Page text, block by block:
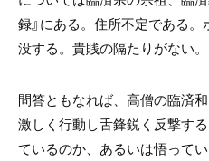
録』にある。住所不定である
没する。貴賎の隔たりがない。
問答ともなれば、高僧の臨済
激しく行動し舌鋒鋭く反撃す
ているのか、あるいは悟って